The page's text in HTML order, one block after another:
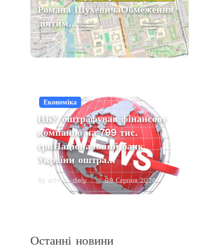
Романа ШухевичаОбмеження
діятим…
By admin_dely 09 Серпня 2026
Економіка
НБУ оштрафував фінансову
компанію на 799 тис.
грнНаціональний банк
України оштра…
By admin_dely 09 Серпня 2026
Останні новини